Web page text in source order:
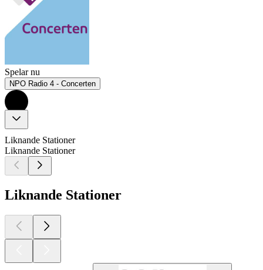
Spelar nu
NPO Radio 4 - Concerten
Liknande Stationer
Liknande Stationer
Liknande Stationer